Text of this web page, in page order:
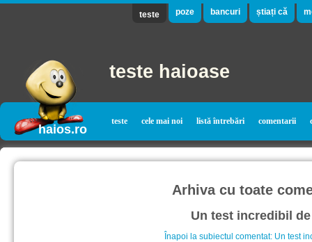
teste poze bancuri știați că
teste haioase
haios.ro
teste cele mai noi listă întrebări comentarii
Arhiva cu toate
Un test incredibil
Înapoi la subiectul comentat: Un test